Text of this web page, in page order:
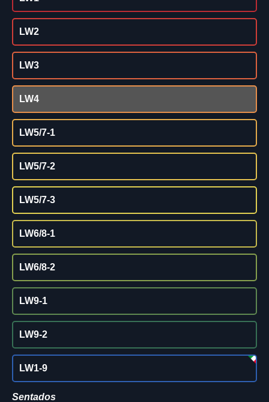
LW2
LW3
LW4
LW5/7-1
LW5/7-2
LW5/7-3
LW6/8-1
LW6/8-2
LW9-1
LW9-2
LW1-9
Sentados